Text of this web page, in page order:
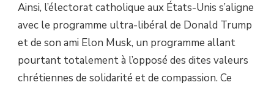
Ainsi, l’électorat catholique aux États-Unis s’aligne
avec le programme ultra-libéral de Donald Trump
et de son ami Elon Musk, un programme allant
pourtant totalement à l’opposé des dites valeurs
chrétiennes de solidarité et de compassion. Ce